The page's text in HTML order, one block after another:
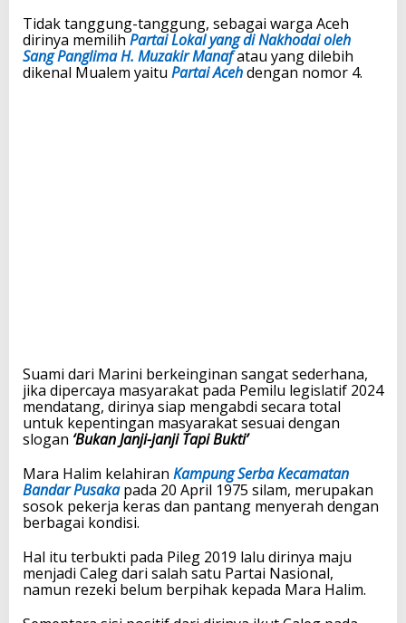
Tidak tanggung-tanggung, sebagai warga Aceh
dirinya memilih Partai Lokal yang di Nakhodai oleh
Sang Panglima H. Muzakir Manafatau yang dilebih
dikenal Mualem yaitu Partai Acehdengan nomor 4.
Suami dari Marini berkeinginan sangat sederhana,
jika dipercaya masyarakat pada Pemilu legislatif 2024
mendatang, dirinya siap mengabdi secara total
untuk kepentingan masyarakat sesuai dengan
slogan ‘Bukan Janji-janji Tapi Bukti’
Mara Halim kelahiran Kampung Serba Kecamatan
Bandar Pusaka pada 20 April 1975 silam, merupakan
sosok pekerja keras dan pantang menyerah dengan
berbagai kondisi.
Hal itu terbukti pada Pileg 2019 lalu dirinya maju
menjadi Caleg dari salah satu Partai Nasional,
namun rezeki belum berpihak kepada Mara Halim.